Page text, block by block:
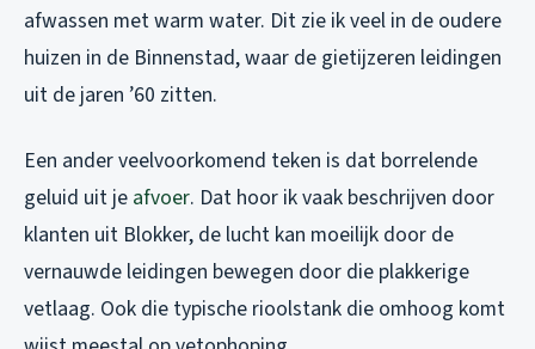
afwassen met warm water. Dit zie ik veel in de oudere
huizen in de Binnenstad, waar de gietijzeren leidingen
uit de jaren ’60 zitten.
Een ander veelvoorkomend teken is dat borrelende
geluid uit je afvoer. Dat hoor ik vaak beschrijven door
klanten uit Blokker, de lucht kan moeilijk door de
vernauwde leidingen bewegen door die plakkerige
vetlaag. Ook die typische rioolstank die omhoog komt